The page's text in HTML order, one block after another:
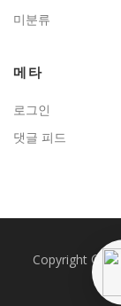
미분류
메타
로그인
댓글 피드
Copyright ©